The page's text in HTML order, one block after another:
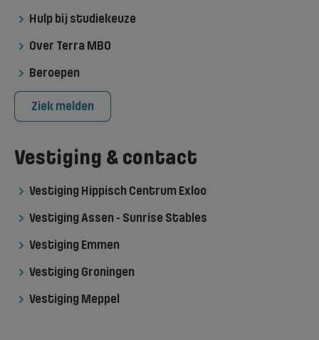
Hulp bij studiekeuze
Over Terra MBO
Beroepen
Ziek melden
Vestiging & contact
Vestiging Hippisch Centrum Exloo
Vestiging Assen - Sunrise Stables
Vestiging Emmen
Vestiging Groningen
Vestiging Meppel